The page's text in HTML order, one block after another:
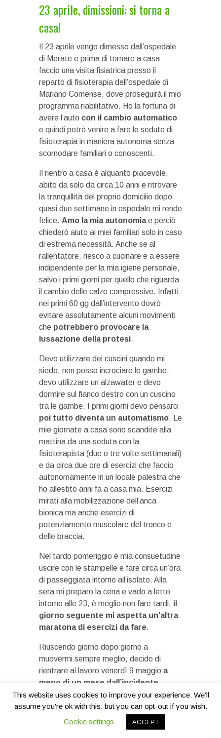
23 aprile, dimissioni: si torna a
casa!
Il 23 aprile vengo dimesso dall’ospedale
di Merate e prima di tornare a casa
faccio una visita fisiatrica presso il
reparto di fisioterapia dell’ospedale di
Mariano Comense, dove proseguirà il mio
programma riabilitativo. Ho la fortuna di
avere l’auto con il cambio automatico
e quindi potrò venire a fare le sedute di
fisioterapia in maniera autonoma senza
scomodare familiari o conoscenti.
Il rientro a casa è alquanto piacevole,
abito da solo da circa 10 anni e ritrovare
la tranquillità del proprio domicilio dopo
quasi due settimane in ospedale mi rende
felice. Amo la mia autonomiae perciò
chiederò aiuto ai miei familiari solo in caso
di estrema necessità. Anche se al
rallentatore, riesco a cucinare e a essere
indipendente per la mia igiene personale,
salvo i primi giorni per quello che riguarda
il cambio delle calze compressive. Infatti
nei primi 60 gg dall’intervento dovrò
evitare assolutamente alcuni movimenti
che potrebbero provocare la
lussazione della protesi.
Devo utilizzare dei cuscini quando mi
siedo, non posso incrociare le gambe,
devo utilizzare un alzawater e devo
dormire sul fianco destro con un cuscino
tra le gambe. I primi giorni devo pensarci
poi tutto diventa un automatismo. Le
mie giornate a casa sono scandite alla
mattina da una seduta con la
fisioterapista (due o tre volte settimanali)
e da circa due ore di esercizi che faccio
autonomamente in un locale palestra che
ho allestito anni fa a casa mia. Esercizi
mirati alla mobilizzazione dell’anca
bionica ma anche esercizi di
potenziamento muscolare del tronco e
delle braccia.
Nel tardo pomeriggio è mia consuetudine
uscire con le stampelle e fare circa un’ora
di passeggiata intorno all’isolato. Alla
sera mi preparo la cena e vado a letto
intorno alle 23, è meglio non fare tardi, il
giorno seguente mi aspetta un’altra
maratona di esercizi da fare.
Riuscendo giorno dopo giorno a
muovermi sempre meglio, decido di
rientrare al lavoro venerdì 9 maggio a
meno di un mese dall’incidente
Certo, il mio lavoro mi permette di
lavorare seduto anche se qualche dolore
passeggero si fa sentire. Ogni giorno è
sempre meglio, per tutto il mese di
This website uses cookies to improve your experience. We'll
assume you're ok with this, but you can opt-out if you wish.
Cookie settings
ACCEPT